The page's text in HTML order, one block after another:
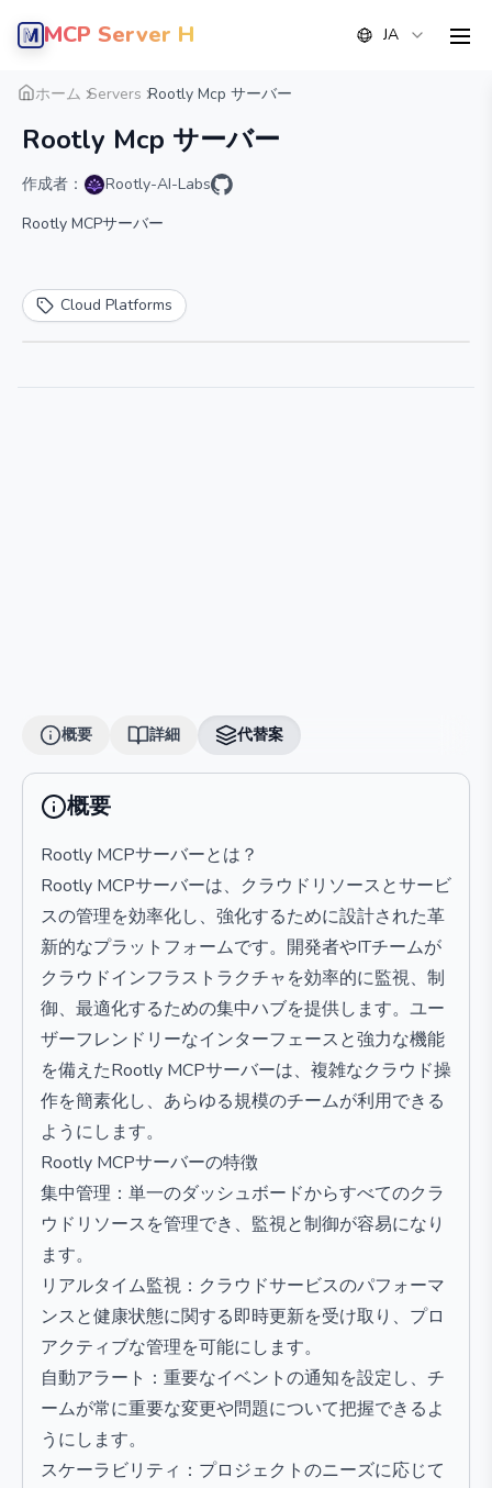
MCP Server Hub JA
ホーム Servers Rootly Mcp サーバー
Rootly Mcp サーバー
作成者：
Rootly-AI-Labs
Rootly MCPサーバー
Cloud Platforms
概要 詳細
概要 詳細 代替案
概要
Rootly MCPサーバーとは？
Rootly MCPサーバーは、クラウドリソースとサービ
スの管理を効率化し、強化するために設計された革
新的なプラットフォームです。開発者やITチームが
クラウドインフラストラクチャを効率的に監視、制
御、最適化するための集中ハブを提供します。ユー
ザーフレンドリーなインターフェースと強力な機能
を備えたRootly MCPサーバーは、複雑なクラウド操
作を簡素化し、あらゆる規模のチームが利用できる
ようにします。
Rootly MCPサーバーの特徴
集中管理：単一のダッシュボードからすべてのクラ
ウドリソースを管理でき、監視と制御が容易になり
ます。
リアルタイム監視：クラウドサービスのパフォーマ
ンスと健康状態に関する即時更新を受け取り、プロ
アクティブな管理を可能にします。
自動アラート：重要なイベントの通知を設定し、チ
ームが常に重要な変更や問題について把握できるよ
うにします。
スケーラビリティ：プロジェクトのニーズに応じて